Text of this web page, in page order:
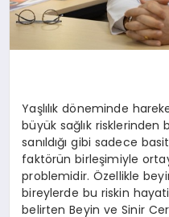
Yaşlılık döneminde
büyük sağlık risklerinden
sanıldığı gibi sadece
faktörün birleşimiyle
problemidir. Özellikle
bireylerde bu riskin
belirten Beyin ve Sinir